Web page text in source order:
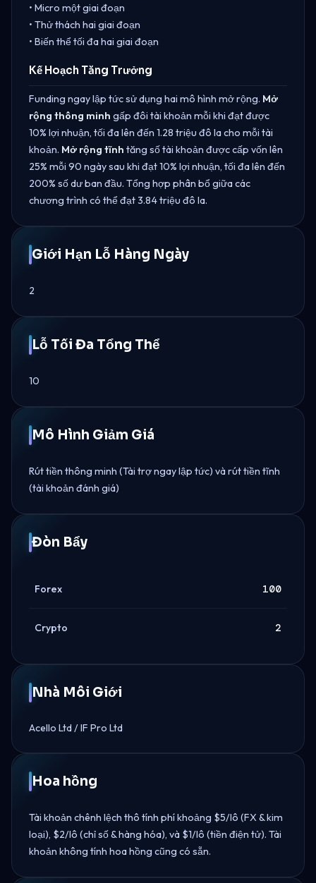
• Micro một giai đoạn
• Thử thách hai giai đoạn
• Biến thể tối đa hai giai đoạn
Kế Hoạch Tăng Trưởng
Funding ngay lập tức sử dụng hai mô hình mở rộng. Mở
rộng thông minh gấp đôi tài khoản mỗi khi đạt được
10% lợi nhuận, tối đa lên đến 1.28 triệu đô la cho mỗi tài
khoản. Mở rộng tĩnh tăng số tài khoản được cấp vốn lên
25% mỗi 90 ngày sau khi đạt 10% lợi nhuận, tối đa lên đến
200% số dư ban đầu. Tổng hợp phân bổ giữa các
chương trình có thể đạt 3.84 triệu đô la.
Giới Hạn Lỗ Hàng Ngày
2
Lỗ Tối Đa Tổng Thể
10
Mô Hình Giảm Giá
Rút tiền thông minh (Tài trợ ngay lập tức) và rút tiền tĩnh
(tài khoản đánh giá)
Đòn Bẩy
Forex 100
Crypto 2
Nhà Môi Giới
Acello Ltd / IF Pro Ltd
Hoa hồng
Tài khoản chênh lệch thô tính phí khoảng $5/lô (FX & kim
loại), $2/lô (chỉ số & hàng hóa), và $1/lô (tiền điện tử). Tài
khoản không tính hoa hồng cũng có sẵn.